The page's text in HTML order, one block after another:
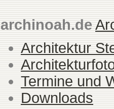
archinoah.de
Architektur
Termine und
Downloads